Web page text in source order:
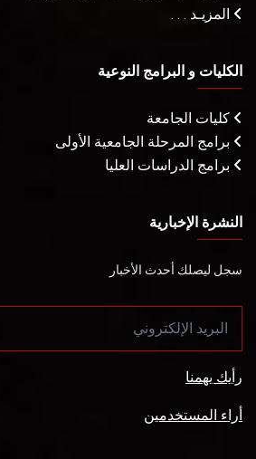
المزيـد . . .
الكليات و البرامج النوعية
كليات الجامعة
برامج المرحلة الجامعية الأولى
برامج الدراسات العليا
النشرة الإخبارية
سجل ليصلك أحدث الأخبار
رأيك يهمنا
أراء المستخدمين